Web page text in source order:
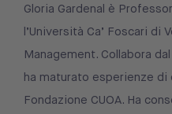
Gloria Gardenal è
l’Università Ca’ Foscari di
Management. Collabora
ha maturato esperienze di
Fondazione CUOA. Ha